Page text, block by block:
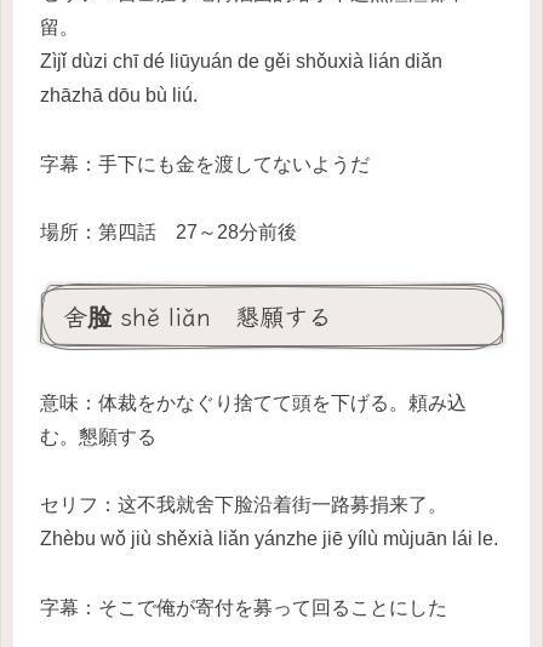
留。
Zìjǐ dùzi chī dé liūyuán de gěi shǒuxià lián diǎn
zhāzhā dōu bù liú.
字幕：手下にも金を渡してないようだ
場所：第四話 27～28分前後
舍脸 shě liǎn 懇願する
意味：体裁をかなぐり捨てて頭を下げる。頼み込
む。懇願する
セリフ：这不我就舍下脸沿着街一路募捐来了。
Zhèbu wǒ jiù shěxià liǎn yánzhe jiē yílù mùjuān lái le.
字幕：そこで俺が寄付を募って回ることにした